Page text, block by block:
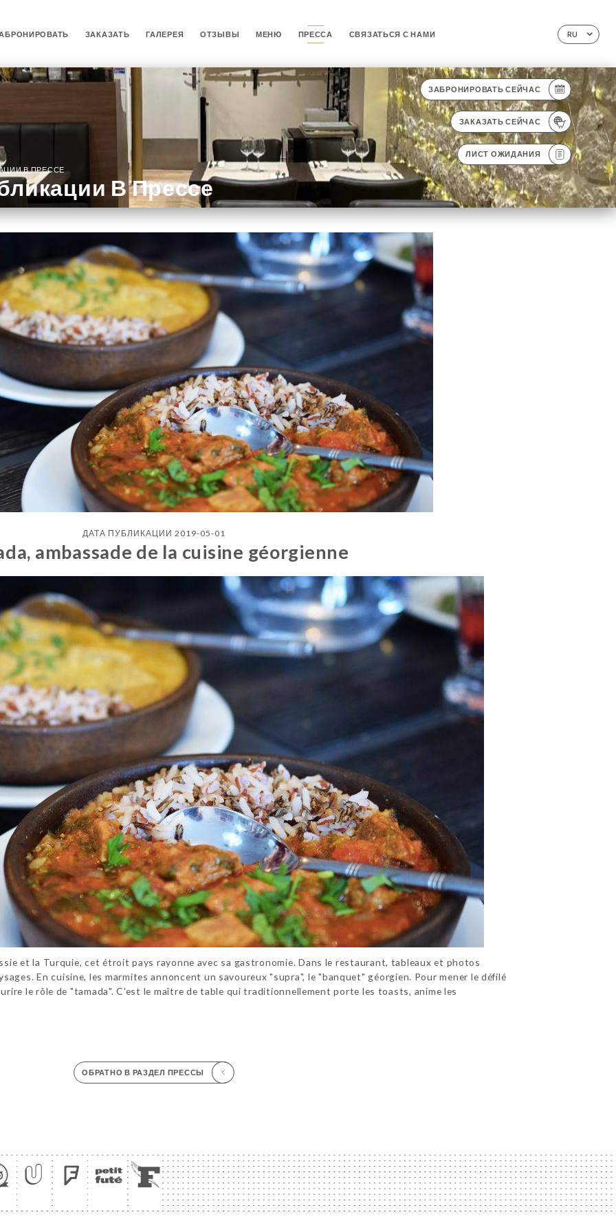
RU
ЗАКАЗАТЬ ГАЛЕРЕЯ ОТЗЫВЫ МЕНЮ ПРЕССА СВЯЗАТЬСЯ С НАМИ
ЗАБРОНИРОВАТЬ СЕЙЧАС
ЗАКАЗАТЬ СЕЙЧАС
ЛИСТ ОЖИДАНИЯ
В ПРЕССЕ
В Прессе
ДАТА ПУБЛИКАЦИИ 2019-05-01
ambassade de la cuisine géorgienne
et la Turquie, cet étroit pays rayonne avec sa gastronomie. Dans le restaurant, tableaux et photos
En cuisine, les marmites annoncent un savoureux "supra", le "banquet" géorgien. Pour mener le défilé
le rôle de "tamada". C'est le maître de table qui traditionnellement porte les toasts, anime les
ОБРАТНО В РАЗДЕЛ ПРЕССЫ